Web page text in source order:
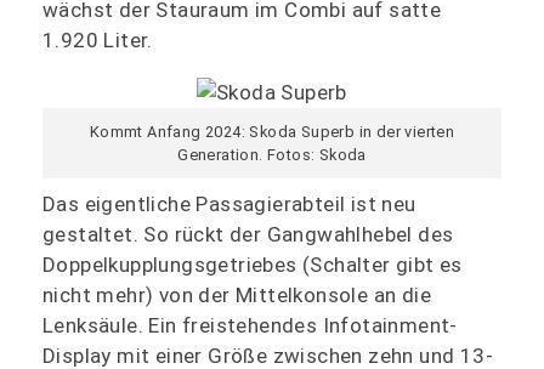
wächst der Stauraum im Combi auf satte
1.920 Liter.
Kommt Anfang 2024: Skoda Superb in der vierten
Generation. Fotos: Skoda
Das eigentliche Passagierabteil ist neu
gestaltet. So rückt der Gangwahlhebel des
Doppelkupplungsgetriebes (Schalter gibt es
nicht mehr) von der Mittelkonsole an die
Lenksäule. Ein freistehendes Infotainment-
Display mit einer Größe zwischen zehn und 13-